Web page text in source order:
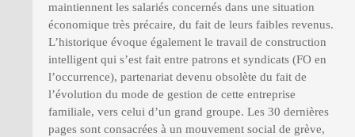
maintiennent les salariés concernés dans une situation
économique très précaire, du fait de leurs faibles revenus.
L’historique évoque également le travail de construction
intelligent qui s’est fait entre patrons et syndicats (FO en
l’occurrence), partenariat devenu obsolète du fait de
l’évolution du mode de gestion de cette entreprise
familiale, vers celui d’un grand groupe. Les 30 dernières
pages sont consacrées à un mouvement social de grève,